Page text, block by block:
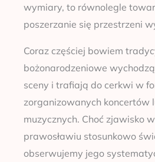
wymiary, to równolegle
poszerzanie się przestrzeni
Coraz częściej bowiem
bożonarodzeniowe
sceny i trafiają do cerkwi w
zorganizowanych koncertów
muzycznych. Choć zjawisko
prawosławiu stosunkowo
obserwujemy jego